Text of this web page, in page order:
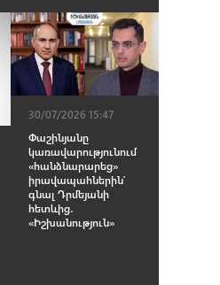
30/07/2026 15:47
Փաշինյանը
կառավարությունում
«հանձնարարեց»
իրավապահներին՝
գնալ Դրմեյանի
հետևից․
«Իշխանություն»